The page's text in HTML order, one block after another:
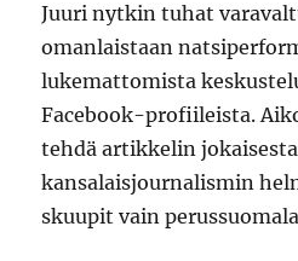
Juuri nytkin tuhat
omanlaistaan
lukemattomista
Facebook-profiileista.
tehdä artikkelin jokaisesta
kansalaisjournalismin
skuupit vain